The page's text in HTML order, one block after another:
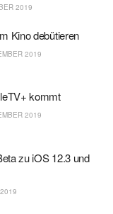
2019
Kino debütieren
2019
kommt
2019
zu iOS 12.3 und